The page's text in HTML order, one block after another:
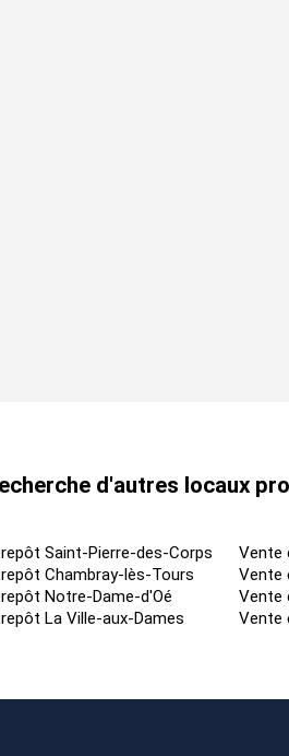
d'autres locaux
Saint-Pierre-des-Corps
Chambray-lès-Tours
Notre-Dame-d'Oé
La Ville-aux-Dames
Vente
Vente
Vente
Vente